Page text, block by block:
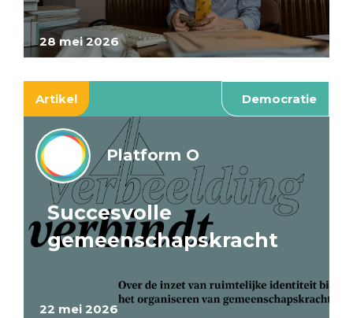
28 mei 2026
Artikel Democratie
22 mei 2026
Platform O
Succesvolle
gemeenschapskracht